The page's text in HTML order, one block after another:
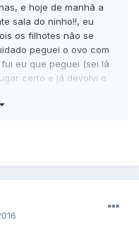
e hoje de manhã a
sala do ninho!!, eu
os filhotes não se
peguei o ovo com
eu que peguei (sei lá
certo e já devolvi o
uns 15 segundos e